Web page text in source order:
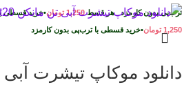
ترب‌پی بدون کارمزدهر قسط1,250 تومان•خرید قسطی
1,250 تومان•خرید قسطی با ترب‌پی بدون کارمزد
دانلود موکاپ تیشرت